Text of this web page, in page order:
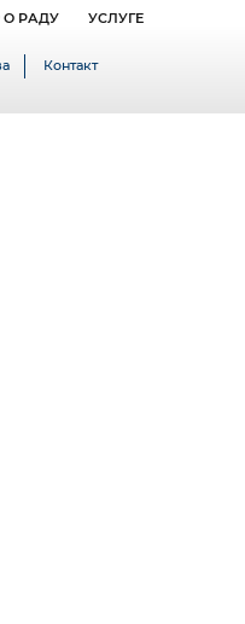
РАДУ УСЛУГЕ
Контакт